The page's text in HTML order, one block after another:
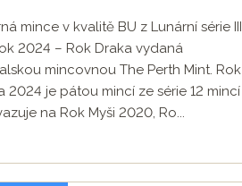
mince v kvalitě BU z Lunární série III
2024 – Rok Draka vydaná
mincovnou The Perth Mint. Rok
2024 je pátou mincí ze série 12 mincí
na Rok Myši 2020, Ro...